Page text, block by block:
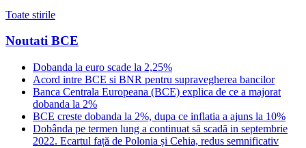
Toate stirile
Noutati BCE
Dobanda la euro scade la 2,25%
Acord intre BCE si BNR pentru supravegherea bancilor
Banca Centrala Europeana (BCE) explica de ce a majorat
dobanda la 2%
BCE creste dobanda la 2%, dupa ce inflatia a ajuns la 10%
Dobânda pe termen lung a continuat să scadă in septembrie
2022. Ecartul față de Polonia și Cehia, redus semnificativ